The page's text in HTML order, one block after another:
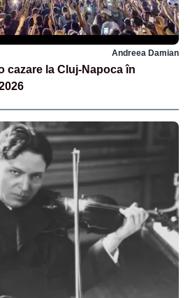
Andreea Damian
cazare la Cluj-Napoca în